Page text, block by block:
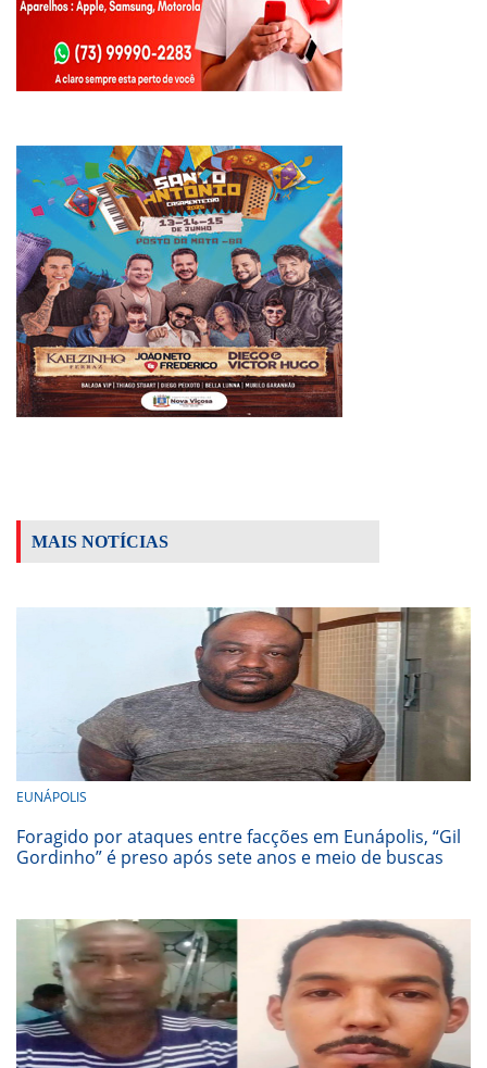
MAIS NOTÍCIAS
EUNÁPOLIS
Foragido por ataques entre facções em Eunápolis, “Gil
Gordinho” é preso após sete anos e meio de buscas